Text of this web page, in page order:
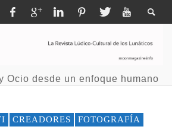
Ocio desde un enfoque humano
CREADORES FOTOGRAFÍA